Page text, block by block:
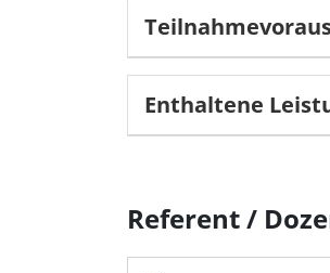
Enthaltene
Referent /